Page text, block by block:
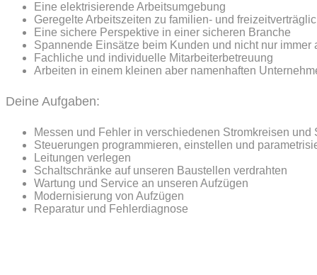
Eine elektrisierende Arbeitsumgebung
Geregelte Arbeitszeiten zu familien- und
Eine sichere Perspektive in einer sicheren Branche
Spannende Einsätze beim Kunden und nicht nur immer
Fachliche und individuelle Mitarbeiterbetreuung
Arbeiten in einem kleinen aber namenhaften
Deine Aufgaben:
Messen und Fehler in verschiedenen Stromkreisen und
Steuerungen programmieren, einstellen und
Leitungen verlegen
Schaltschränke auf unseren Baustellen verdrahten
Wartung und Service an unseren Aufzügen
Modernisierung von Aufzügen
Reparatur und Fehlerdiagnose